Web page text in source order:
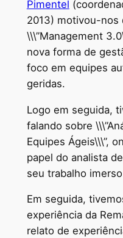
Pimentel
2013) motivou-nos
\\\”Management
nova forma de
foco em equipes
geridas.
Logo em seguida,
falando sobre
Equipes Ágeis\\\”,
papel do analista
seu trabalho
Em seguida,
experiência da
relato de